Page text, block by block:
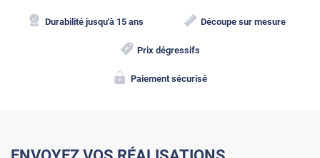
Durabilité jusqu'à 15 ans Découpe sur mesure
Prix dégressifs
Paiement sécurisé